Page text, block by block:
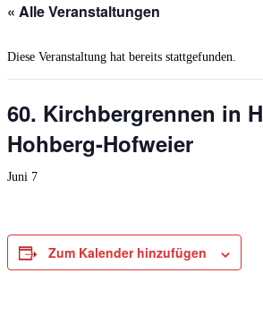
« Alle Veranstaltungen
Diese Veranstaltung hat bereits stattgefunden.
60. Kirchbergrennen in
Hohberg-Hofweier
Juni 7
Zum Kalender hinzufügen